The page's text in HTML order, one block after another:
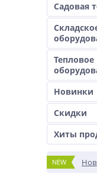
Садовая
Тепловое
Новинки
Скидки
Хиты
NEW